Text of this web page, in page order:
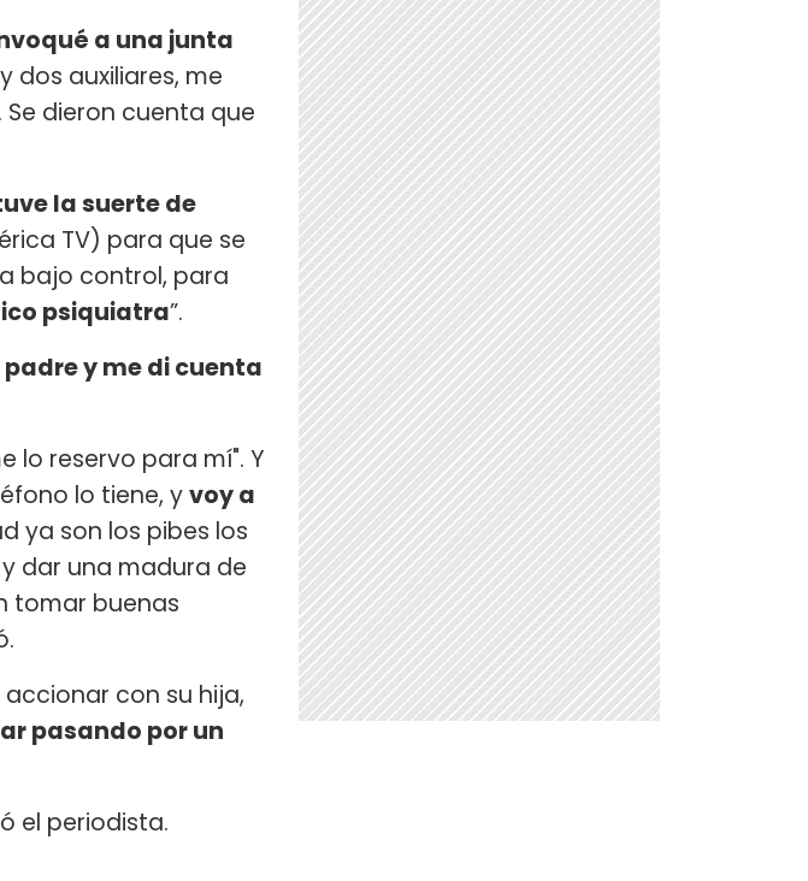
a una junta
dos auxiliares, me
dieron cuenta que
la suerte de
TV) para que se
bajo control, para
psiquiatra”.
y me di cuenta
lo reservo para mí". Y
lo tiene, yvoy a
ya son los pibes los
dar una madura de
tomar buenas
con su hija,
pasando por un
el periodista.